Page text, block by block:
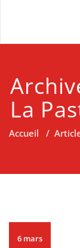
La
Accueil /
6 mars